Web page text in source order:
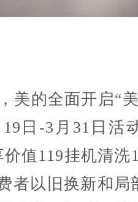
的全面开启“美
日-3月31日活
值119挂机清洗
者以旧换新和局